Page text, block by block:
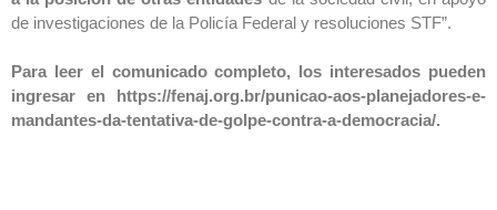
de investigaciones de la Policía Federal y resoluciones STF”.
Para leer el comunicado completo, los interesados pueden
ingresar en https://fenaj.org.br/punicao-aos-planejadores-e-
mandantes-da-tentativa-de-golpe-contra-a-democracia/.